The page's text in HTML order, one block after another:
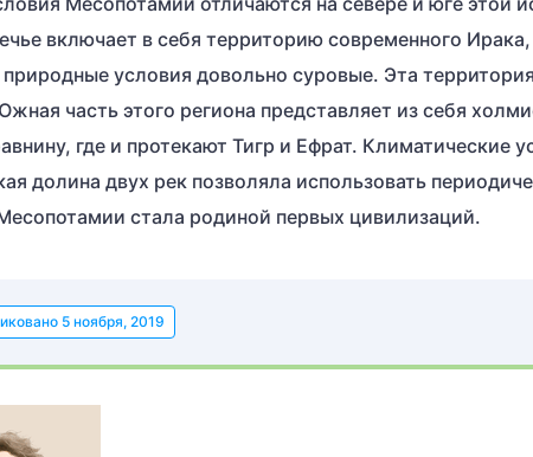
включает в себя территорию современного
условия довольно суровые. Эта
часть этого региона представляет из себя
где и протекают Тигр и Ефрат. Климатические
долина двух рек позволяла использовать
стала родиной первых цивилизаций.
5 ноября, 2019